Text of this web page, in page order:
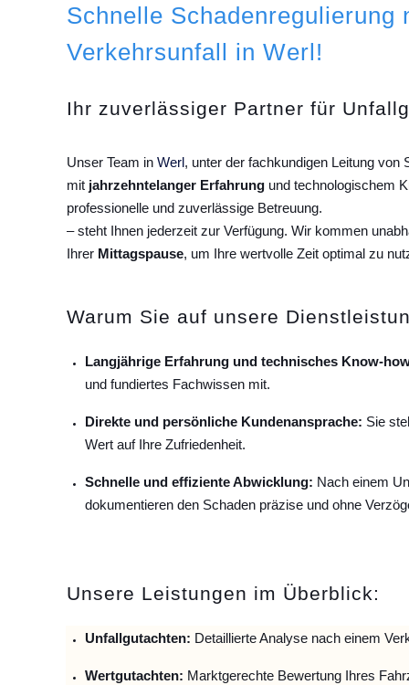
Schnelle Schadenregulierung
Verkehrsunfall in Werl!
Ihr zuverlässiger Partner für
Unser Team in Werl , unter der fachkundigen Leitung
mit jahrzehntelanger Erfahrung und technologischem
professionelle und zuverlässige Betreuung.
– steht Ihnen jederzeit zur Verfügung. Wir kommen
Ihrer Mittagspause, um Ihre wertvolle Zeit optimal zu
Warum Sie auf unsere
Langjährige Erfahrung und technisches Know-
und fundiertes Fachwissen mit.
Direkte und persönliche Kundenansprache: Sie
Wert auf Ihre Zufriedenheit.
Schnelle und effiziente Abwicklung: Nach einem
dokumentieren den Schaden präzise und ohne
Unsere Leistungen im Überblick:
Unfallgutachten: Detaillierte Analyse nach einem
Wertgutachten: Marktgerechte Bewertung Ihres